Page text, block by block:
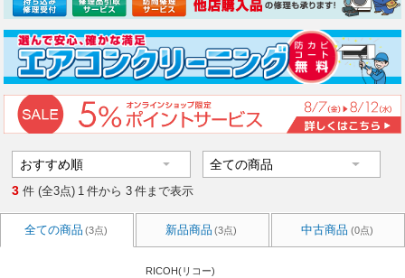
3 件 (全3点) 1 件から 3 件まで表示
全ての商品 (3点) 新品商品 (3点) 中古商品 (0点)
RICOH(リコー)